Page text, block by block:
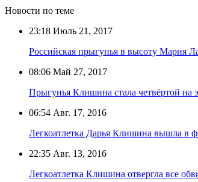
Новости по теме
23:18 Июль 21, 2017
Российская прыгунья в высоту Мария
08:06 Май 27, 2017
Прыгунья Клишина стала четвёртой
06:54 Авг. 17, 2016
Легкоатлетка Дарья Клишина вышла в
22:35 Авг. 13, 2016
Легкоатлетка Клишина отвергла все